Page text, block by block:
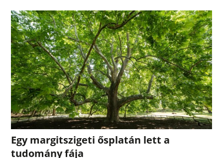
Egy margitszigeti ősplatán lett a
tudomány fája